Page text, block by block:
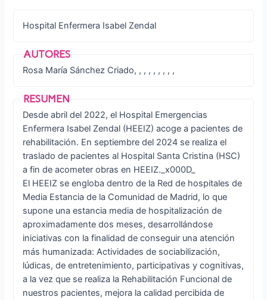
Hospital Enfermera Isabel Zendal
Rosa María Sánchez Criado, , , , , , , , ,
Desde abril del 2022, el Hospital Emergencias
Enfermera Isabel Zendal (HEEIZ) acoge a pacientes de
rehabilitación. En septiembre del 2024 se realiza el
traslado de pacientes al Hospital Santa Cristina (HSC)
a fin de acometer obras en HEEIZ._x000D_
El HEEIZ se engloba dentro de la Red de hospitales de
Media Estancia de la Comunidad de Madrid, lo que
supone una estancia media de hospitalización de
aproximadamente dos meses, desarrollándose
iniciativas con la finalidad de conseguir una atención
más humanizada: Actividades de sociabilización,
lúdicas, de entretenimiento, participativas y cognitivas,
a la vez que se realiza la Rehabilitación Funcional de
nuestros pacientes, mejora la calidad percibida de